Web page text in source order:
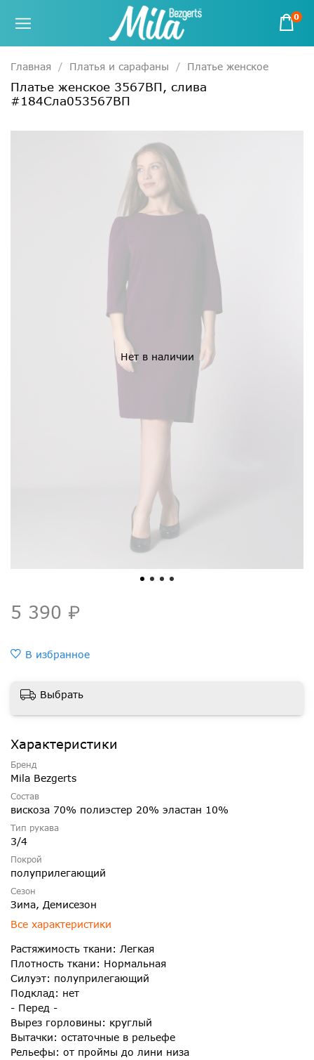
0
Главная Платья и сарафаны Платье женское
Платье женское 3567ВП, слива
#184Сла053567ВП
Нет в наличии
5 390 ₽
В избранное
Выбрать
Характеристики
Бренд
Mila Bezgerts
Состав
вискоза 70% полиэстер 20% эластан 10%
Тип рукава
3/4
Покрой
полуприлегающий
Сезон
Зима, Демисезон
Все характеристики
Растяжимость ткани: Легкая
Плотность ткани: Нормальная
Силуэт: полуприлегающий
Подклад: нет
- Перед -
Вырез горловины: круглый
Вытачки: остаточные в рельефе
Рельефы: от проймы до лини низа